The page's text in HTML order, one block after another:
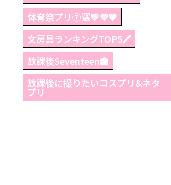
体育祭プリ⑦選💛💜💙
文房具ランキングTOP5🖊
放課後Seventeen🏫
放課後に撮りたいコスプリ&ネタ
プリ